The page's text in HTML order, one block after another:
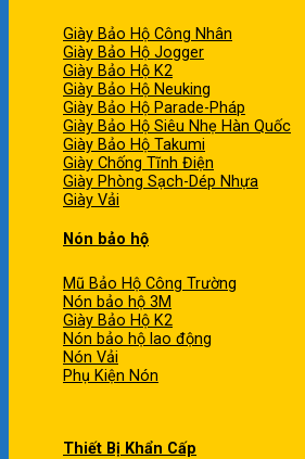
Giày Bảo Hộ Công Nhân
Giày Bảo Hộ Jogger
Giày Bảo Hộ K2
Giày Bảo Hộ Neuking
Giày Bảo Hộ Parade-Pháp
Giày Bảo Hộ Siêu Nhẹ Hàn Quốc
Giày Bảo Hộ Takumi
Giày Chống Tĩnh Điện
Giày Phòng Sạch-Dép Nhựa
Giày Vải
Nón bảo hộ
Mũ Bảo Hộ Công Trường
Nón bảo hộ 3M
Giày Bảo Hộ K2
Nón bảo hộ lao động
Nón Vải
Phụ Kiện Nón
Thiết Bị Khẩn Cấp